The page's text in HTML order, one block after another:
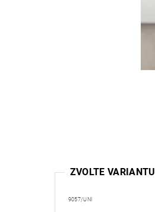
ZVOLTE VARIANTU
9057/UNI